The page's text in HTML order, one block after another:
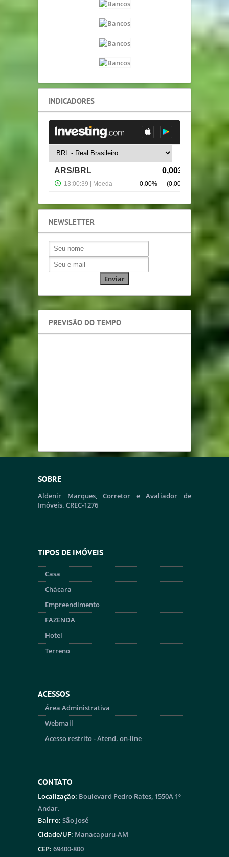
INDICADORES
NEWSLETTER
PREVISÃO DO TEMPO
SOBRE
Aldenir Marques, Corretor e Avaliador de
Imóveis. CREC-1276
TIPOS DE IMÓVEIS
Casa
Chácara
Empreendimento
FAZENDA
Hotel
Terreno
ACESSOS
Área Administrativa
Webmail
Acesso restrito - Atend. on-line
CONTATO
Localização: Boulevard Pedro Rates, 1550A 1º
Andar.
Bairro: São José
Cidade/UF: Manacapuru-AM
CEP: 69400-800